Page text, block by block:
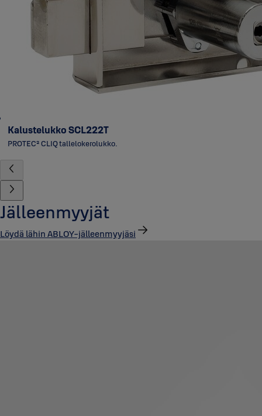
Kalustelukko SCL222T
PROTEC² CLIQ tallelokerolukko.
Jälleenmyyjät
Löydä lähin ABLOY-jälleenmyyjäsi